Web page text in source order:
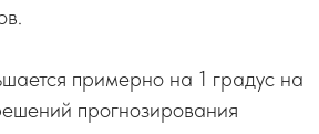
примерно на 1 градус на
прогнозирования